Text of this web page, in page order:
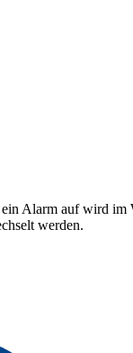
Alarm auf wird im
werden.